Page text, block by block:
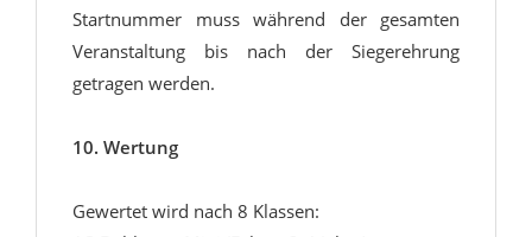
Startnummer muss während der gesamten
Veranstaltung bis nach der Siegerehrung
getragen werden.
10. Wertung
Gewertet wird nach 8 Klassen: